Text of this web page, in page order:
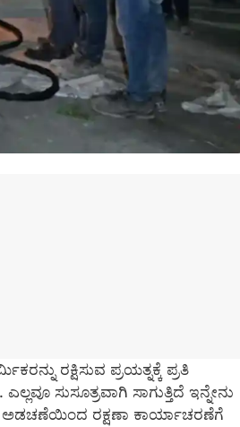
ರಕ್ಷಿಸುವ ಪ್ರಯತ್ನಕ್ಕೆ ಪ್ರತಿ
ಸುಸೂತ್ರವಾಗಿ ಸಾಗುತ್ತಿದೆ ಇನ್ನೇನು
ಅಡಚಣೆಯಿಂದ ರಕ್ಷಣಾ ಕಾರ್ಯಾಚರಣೆಗೆ